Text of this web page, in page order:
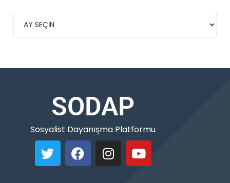
SODAP
Sosyalist Dayanışma Platformu